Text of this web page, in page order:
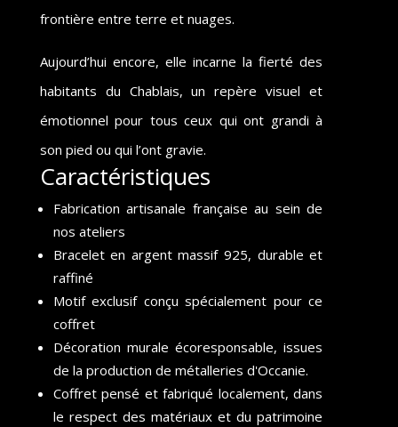
frontière entre terre et nuages.
Aujourd’hui encore, elle incarne la fierté des
habitants du Chablais, un repère visuel et
émotionnel pour tous ceux qui ont grandi à
son pied ou qui l’ont gravie.
Caractéristiques
Fabrication artisanale française au sein de
nos ateliers
Bracelet en argent massif 925, durable et
raffiné
Motif exclusif conçu spécialement pour ce
coffret
Décoration murale écoresponsable, issues
de la production de métalleries d'Occanie.
Coffret pensé et fabriqué localement, dans
le respect des matériaux et du patrimoine